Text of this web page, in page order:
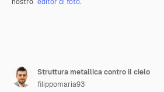
Struttura metallica contro il cielo
filippomaria93